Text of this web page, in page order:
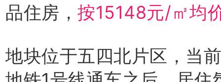
品住房，按15148元/㎡均
地块位于五四北片区，当